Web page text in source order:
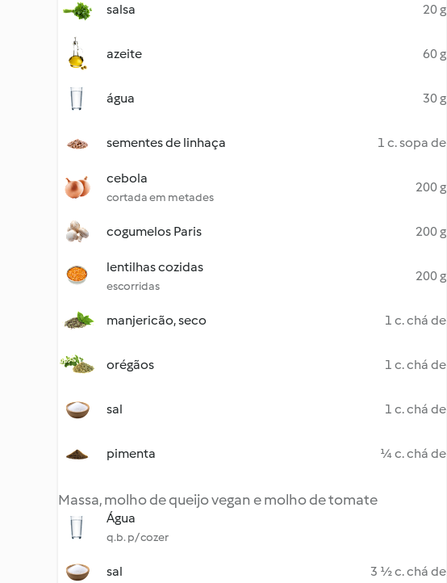
salsa 20 g
azeite 60 g
água 30 g
sementes de linhaça 1 c. sopa de
cebola
cortada em metades
200 g
cogumelos Paris 200 g
lentilhas cozidas
escorridas
200 g
manjericão, seco 1 c. chá de
orégãos 1 c. chá de
sal 1 c. chá de
pimenta ¼ c. chá de
Massa, molho de queijo vegan e molho de tomate
Água
q.b. p/ cozer
sal 3 ½ c. chá de